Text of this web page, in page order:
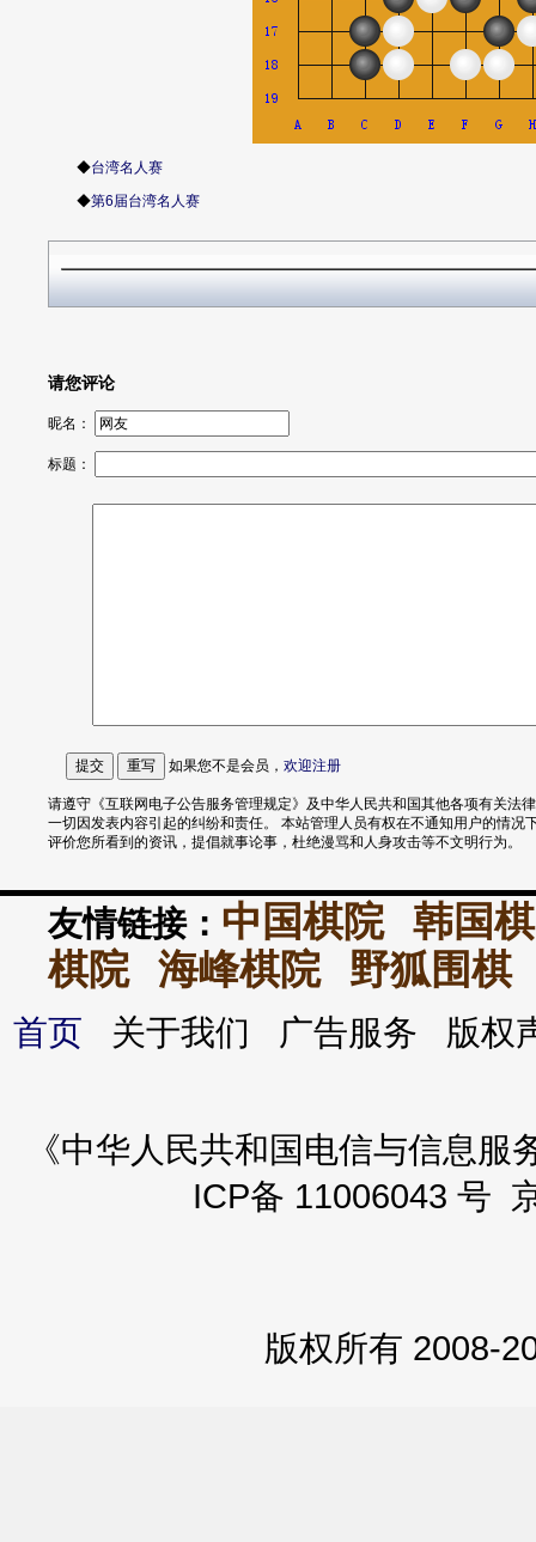
◆台湾名人赛
◆第6届台湾名人赛
请您评论
昵名：
标题：
如果您不是会员， 欢迎注册
请遵守《互联网电子公告服务管理规定》及中华人民共和国其他各项有关法
一切因发表内容引起的纠纷和责任。 本站管理人员有权在不通知用户的情况
评价您所看到的资讯，提倡就事论事，杜绝漫骂和人身攻击等不文明行为。
友情链接： 中国棋院
韩国
棋院
海峰棋院 野狐围棋
首页 关于我们 广告服务 版
《中华人民共和国电信与信息
ICP备 11006043 号
版权所有 2008-